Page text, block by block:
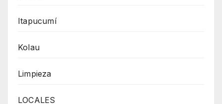
Itapucumí
Kolau
Limpieza
LOCALES